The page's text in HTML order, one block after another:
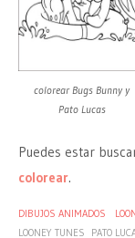
colorear Bugs Bunny y
Pato Lucas
Puedes estar
colorear.
DIBUJOS ANIMADOS
LOONEY TUNES
PATO